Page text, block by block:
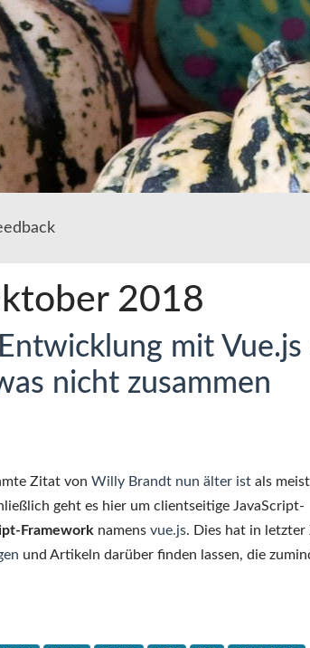
2018
mit Vue.js
nicht zusammen
Zitat von Willy Brandt nun älter ist als meist
geht es hier um clientseitige JavaScript-
Framework namens vue.js. Dies hat in letzter
und Artikeln darüber finden lassen, die